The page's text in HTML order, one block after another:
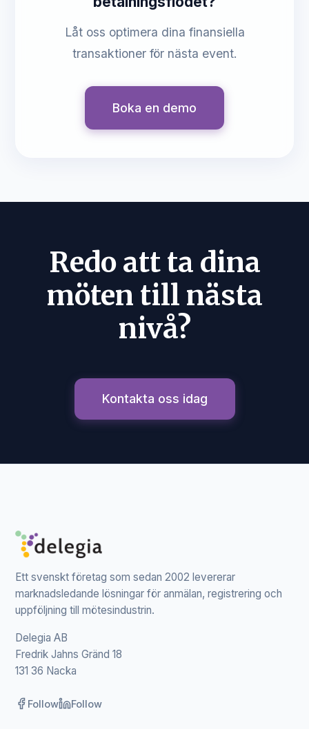
Låt oss optimera dina finansiella
transaktioner för nästa event.
Boka en demo
Redo att ta dina
möten till nästa
nivå?
Kontakta oss idag
Ett svenskt företag som sedan 2002 levererar
marknadsledande lösningar för anmälan, registrering och
uppföljning till mötesindustrin.
Delegia AB
Fredrik Jahns Gränd 18
131 36 Nacka
Follow Follow